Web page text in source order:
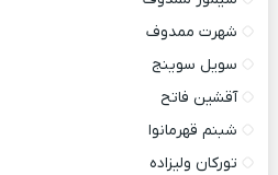
شهرت ممدوف
سویل سوینج
آقشین فاتح
شبنم قهرمانوا
تورکان ولیزاده